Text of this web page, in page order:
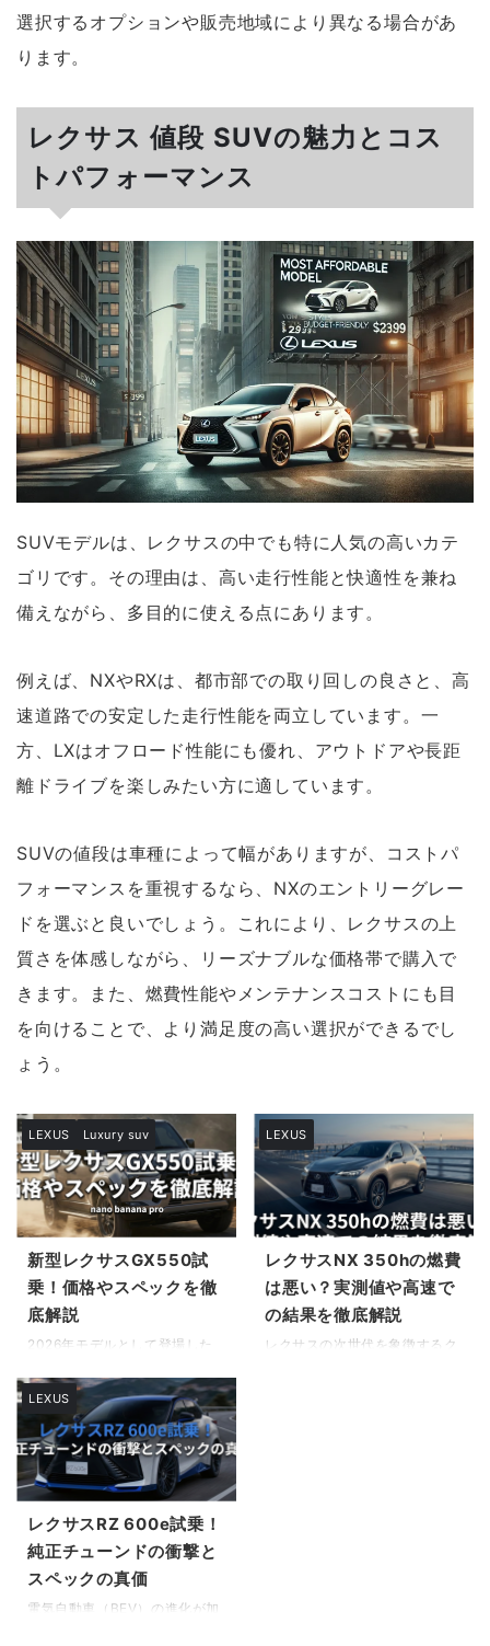
選択するオプションや販売地域により異なる場合があ
ります。
レクサス 値段 SUVの魅力とコス
トパフォーマンス
SUVモデルは、レクサスの中でも特に人気の高いカテ
ゴリです。その理由は、高い走行性能と快適性を兼ね
備えながら、多目的に使える点にあります。
例えば、NXやRXは、都市部での取り回しの良さと、高
速道路での安定した走行性能を両立しています。一
方、LXはオフロード性能にも優れ、アウトドアや長距
離ドライブを楽しみたい方に適しています。
SUVの値段は車種によって幅がありますが、コストパ
フォーマンスを重視するなら、NXのエントリーグレー
ドを選ぶと良いでしょう。これにより、レクサスの上
質さを体感しながら、リーズナブルな価格帯で購入で
きます。また、燃費性能やメンテナンスコストにも目
を向けることで、より満足度の高い選択ができるでし
ょう。
LEXUS Luxury suv
新型レクサスGX550試
乗！価格やスペックを徹
底解説
2026年モデルとして登場した
多くの自動車ファンが熱い視線
を注いでいます。ランドクルー
ザー250とプラットフォームを
共有しながらも、レクサス独自
のラグジュアリーな仕上がり
と、圧倒的なパワーを誇るV6ツ
インターボエンジンの採用によ
り、唯一無二の存在感を放って
います。「燃費や維持費は現実
的なのか」といった疑問を持つ
方も多いでしょう。 この記事で
LEXUS
レクサスNX 350hの燃費
は悪い？実測値や高速で
の結果を徹底解説
レクサスの次世代を象徴するク
LEXUS
レクサスRZ 600e試乗！
純正チューンドの衝撃と
スペックの真価
電気自動車（BEV）の進化が加